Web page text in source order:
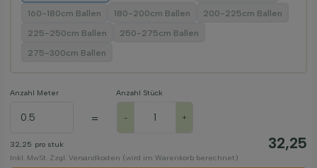
160-180cm Ballen
180-200cm Ballen
200-225cm Ballen
225-250cm Ballen
250-275cm Ballen
275-300cm Ballen
Anzahl Meter
=
Anzahl Stück
- +
32,25 pro stuk 32,25
Inkl. MwSt. Zzgl. Versandkosten (wird im Warenkorb berechnet)